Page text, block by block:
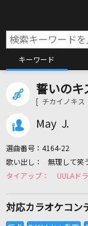
キーワード
誓いのキ
[ チカイノキス ]
May J.
選曲番号： 4164-22
無理して笑
UULAド
対応カラオケコン